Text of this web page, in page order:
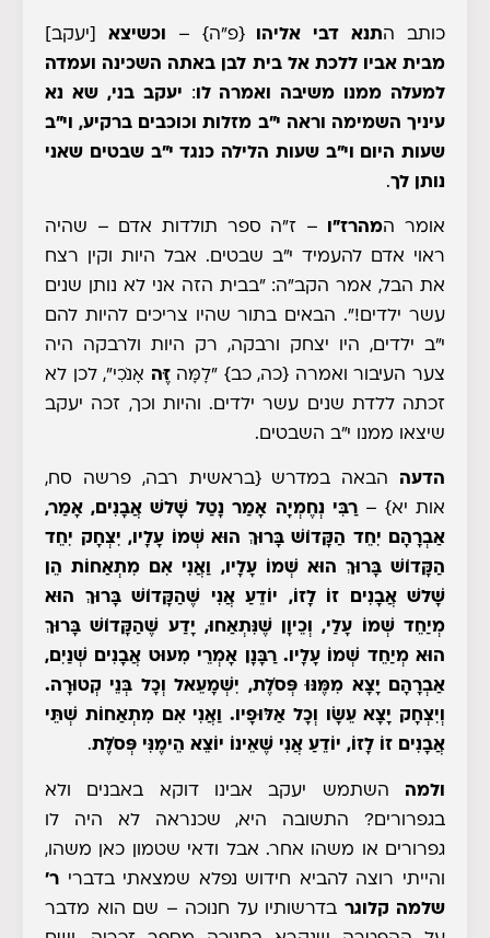
כותב התנא דבי אליהו{פ"ה} – וכשיצא
[יעקב]
מבית אביו ללכת אל בית לבן באתה השכינה ועמדה
למעלה ממנו משיבה ואמרה לו: יעקב בני, שא נא
עיניך השמימה וראה י"ב מזלות וכוכבים ברקיע, וי"ב
שעות היום וי"ב שעות הלילה כנגד י"ב שבטים שאני
נותן לך.
אומר המהרז"ו
– ז"ה ספר תולדות אדם – שהיה
ראוי אדם להעמיד י"ב שבטים. אבל היות וקין רצח
את הבל, אמר הקב"ה: "בבית הזה אני לא נותן שנים
עשר ילדים!". הבאים בתור שהיו צריכים להיות להם
י"ב ילדים, היו יצחק ורבקה, רק היות ולרבקה היה
צער העיבור ואמרה {כה, כב} "לָמָּהזֶּה אָנֹכִי", לכן לא
זכתה ללדת שנים עשר ילדים. והיות וכך, זכה יעקב
שיצאו ממנו י"ב השבטים.
הדעה הבאה במדרש {בראשית רבה, פרשה סח,
אות יא} –רַבִּי נְחֶמְיָה אָמַר נָטַל שָׁלשׁ אֲבָנִים, אָמַר,
אַבְרָהָם יִחֵד הַקָּדוֹשׁ בָּרוּךְ הוּא שְׁמוֹ עָלָיו, יִצְחָק יִחֵד
הַקָּדוֹשׁ בָּרוּךְ הוּא שְׁמוֹ עָלָיו, וַאֲנִי אִם מִתְאַחוֹת הֵן
שָׁלשׁ אֲבָנִים זוֹ לָזוֹ, יוֹדֵעַ אֲנִי שֶׁהַקָּדוֹשׁ בָּרוּךְ הוּא
מְיַחֵד שְׁמוֹ עָלַי, וְכֵיוָן שֶׁנִּתְאַחוּ, יָדַע שֶׁהַקָּדוֹשׁ בָּרוּךְ
הוּא מְיַחֵד שְׁמוֹ עָלָיו. רַבָּנָן אָמְרֵי מִעוּט אֲבָנִים שְׁנַיִם,
אַבְרָהָם יָצָא מִמֶּנּוּ פְּסֹלֶת, יִשְׁמָעֵאל וְכָל בְּנֵי קְטוּרָה.
וְיִצְחָק יָצָא עֵשָׂו וְכָל אַלּוּפָיו. וַאֲנִי אִם מִתְאַחוֹת שְׁתֵּי
אֲבָנִים זוֹ לָזוֹ, יוֹדֵעַ אֲנִי שֶׁאֵינוֹ יוֹצֵא הֵימֶנִּי פְּסֹלֶת.
ולמה
השתמש יעקב אבינו דוקא באבנים ולא
בגפרורים? התשובה היא, שכנראה לא היה לו
גפרורים או משהו אחר. אבל ודאי שטמון כאן משהו,
והייתי רוצה להביא חידוש נפלא שמצאתי בדברי ר'
שלמה קלוגר בדרשותיו על חנוכה – שם הוא מדבר